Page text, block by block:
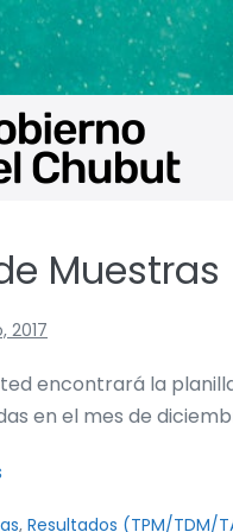
Muestras
2017
encontrará la
en el mes de
, Resultados (TPM/TDM/